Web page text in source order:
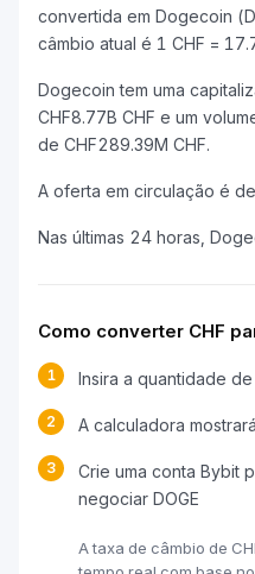
convertida em Dogecoin
câmbio atual é 1 CHF =
Dogecoin tem uma
CHF8.77B CHF e um
de CHF289.39M CHF.
A oferta em circulação é
Nas últimas 24 horas,
Como converter CHF
1 Insira a quantidade
2 A calculadora
3
Crie uma conta Bybit
negociar DOGE
A taxa de câmbio de